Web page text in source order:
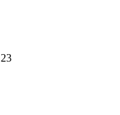
23